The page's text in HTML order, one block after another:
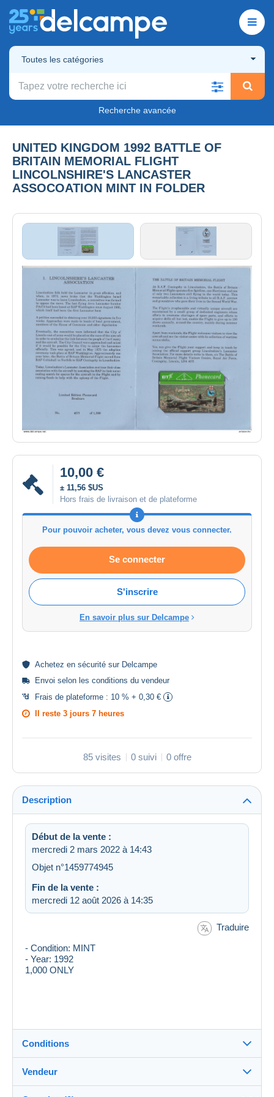
Toutes les catégories
Recherche avancée
UNITED KINGDOM 1992 BATTLE OF
BRITAIN MEMORIAL FLIGHT
LINCOLNSHIRE'S LANCASTER
ASSOCOATION MINT IN FOLDER
10,00 €
± 11,56 $US
Hors frais de livraison et de plateforme
Pour pouvoir acheter, vous devez vous connecter.
Se connecter
S'inscrire
En savoir plus sur Delcampe
Achetez en sécurité sur Delcampe
Envoi selon les conditions du vendeur
Frais de plateforme : 10 % + 0,30 €
Il reste 3 jours 7 heures
85 visites 0 suivi 0 offre
Description
Début de la vente :
mercredi 2 mars 2022 à 14:43
Objet n°1459774945
Fin de la vente :
mercredi 12 août 2026 à 14:35
Traduire
- Condition: MINT
- Year: 1992
1,000 ONLY
Conditions
Destination :
Vendeur